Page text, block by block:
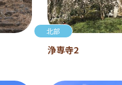
北部
浄専寺2